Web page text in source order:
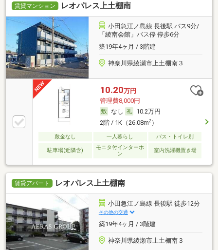
賃貸マンション レオパレス上土棚南
小田急江ノ島線 長後駅 バス9分/
「綾南会館」バス停 停歩6分
築19年4ヶ月 / 3階建
神奈川県綾瀬市上土棚南３
10.20万円
管理費8,000円
なし
10.2万円
2階 / 1K（26.08m2）
敷金なし 一人暮らし バス・トイレ別
駐車場(近隣含)
モニタ付インターホ
ン
室内洗濯機置き場
賃貸アパート レオパレス上土棚南
小田急江ノ島線 長後駅 徒歩12分
その他の交通
築19年4ヶ月 / 3階建
神奈川県綾瀬市上土棚南３